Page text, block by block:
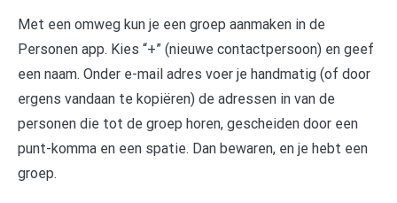
Met een omweg kun je een groep aanmaken in de
Personen app. Kies “+” (nieuwe contactpersoon) en geef
een naam. Onder e-mail adres voer je handmatig (of door
ergens vandaan te kopiëren) de adressen in van de
personen die tot de groep horen, gescheiden door een
punt-komma en een spatie. Dan bewaren, en je hebt een
groep.